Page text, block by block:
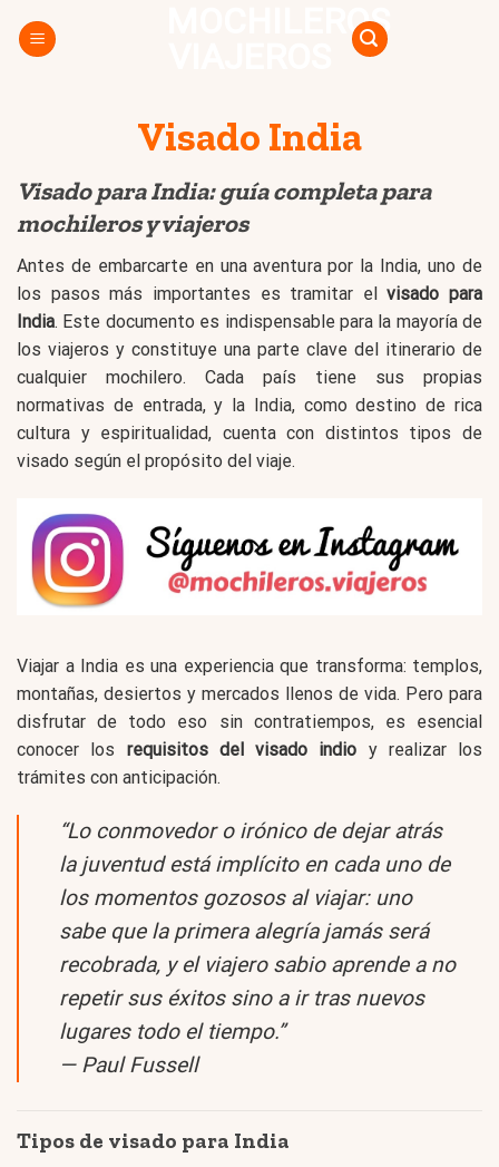
MOCHILEROS
Visado India
Visado para India: guía completa para
mochileros y viajeros
Antes de embarcarte en una aventura por la India, uno de
los pasos más importantes es tramitar elvisado para
India. Este documento es indispensable para la mayoría de
los viajeros y constituye una parte clave del itinerario de
cualquier mochilero. Cada país tiene sus propias
normativas de entrada, y la India, como destino de rica
cultura y espiritualidad, cuenta con distintos tipos de
visado según el propósito del viaje.
Viajar a India es una experiencia que transforma: templos,
montañas, desiertos y mercados llenos de vida. Pero para
disfrutar de todo eso sin contratiempos, es esencial
conocer los requisitos del visado indio y realizar los
trámites con anticipación.
“Lo conmovedor o irónico de dejar atrás
la juventud está implícito en cada uno de
los momentos gozosos al viajar: uno
sabe que la primera alegría jamás será
recobrada, y el viajero sabio aprende a no
repetir sus éxitos sino a ir tras nuevos
lugares todo el tiempo.”
— Paul Fussell
Tipos de visado para India